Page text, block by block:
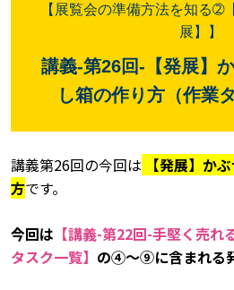
【展覧会の準備方法を知る
展】
】
講義-第26回-【発展】
し箱の作り方（作業
講義第26回の今回は 【発展】か
方です。
今回は 【講義-第22回-手堅く売
タスク一覧】 の④～⑨に含まれる